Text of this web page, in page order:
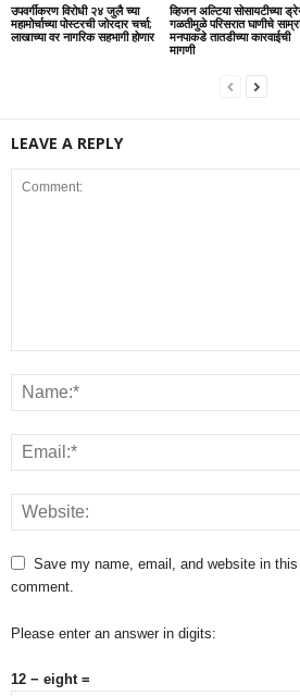
उपवर्गीकरण विरोधी २४ जुलै च्या
महामोर्चाच्या पोस्टरची जोरदार चर्चा;
लाखाच्या वर नागरिक सहभागी होणार
व्हिजन अल्टिया सोसायटीच्या
गळतीमुळे परिसरात घाणीचे
मनपाकडे तातडीच्या कारवाईची
मागणी
LEAVE A REPLY
Save my name, email, and website in
comment.
Please enter an answer in digits:
12 − eight =